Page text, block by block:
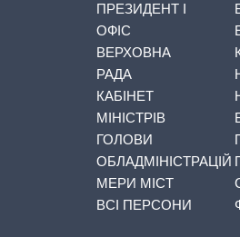
ПРЕЗИДЕНТ І
ОФІС
ВЕРХОВНА
РАДА
КАБІНЕТ
МІНІСТРІВ
ГОЛОВИ
ОБЛАДМІНІСТРАЦІЙ
МЕРИ МІСТ
ВСІ ПЕРСОНИ